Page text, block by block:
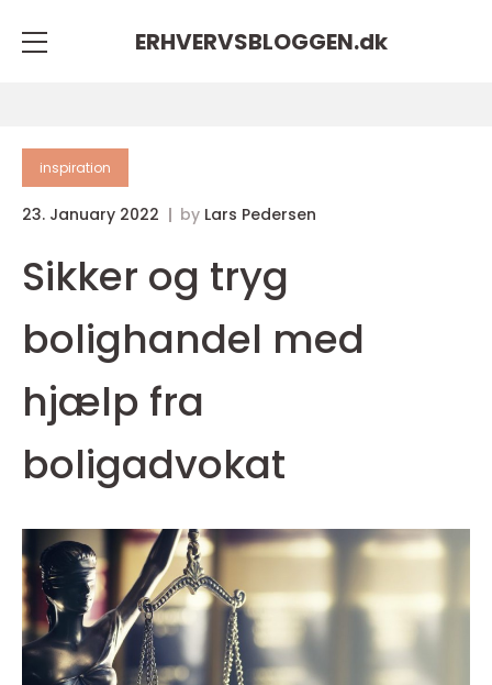
ERHVERVSBLOGGEN.dk
inspiration
23. January 2022 by Lars Pedersen
Sikker og tryg
bolighandel med
hjælp fra
boligadvokat